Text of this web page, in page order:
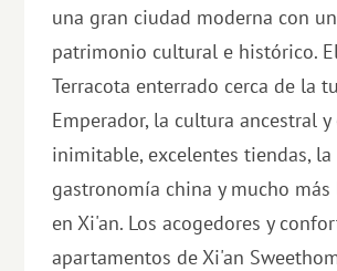
una gran ciudad moderna con
patrimonio cultural e histórico.
Terracota enterrado cerca de la
Emperador, la cultura ancestral
inimitable, excelentes tiendas, la
gastronomía china y mucho más
en Xi'an. Los acogedores y
apartamentos de Xi'an